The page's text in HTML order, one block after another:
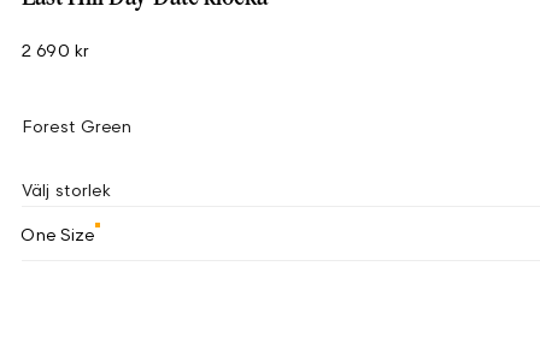
2 690 kr
Forest Green
Välj storlek
One Size